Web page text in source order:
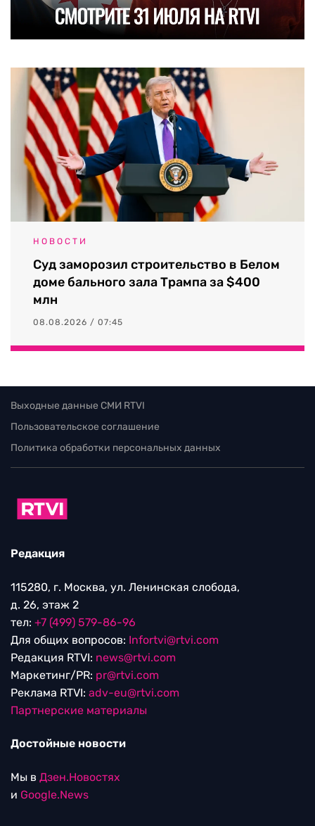
НОВОСТИ
Суд заморозил строительство в Белом
доме бального зала Трампа за $400
млн
08.08.2026 / 07:45
Выходные данные СМИ RTVI
Пользовательское соглашение
Политика обработки персональных данных
Редакция
115280, г. Москва, ул. Ленинская слобода,
д. 26, этаж 2
тел: +7 (499) 579-86-96
Для общих вопросов: Infortvi@rtvi.com
Редакция RTVI: news@rtvi.com
Маркетинг/PR: pr@rtvi.com
Реклама RTVI: adv-eu@rtvi.com
Партнерские материалы
Достойные новости
Мы в Дзен.Новостях
и Google.News